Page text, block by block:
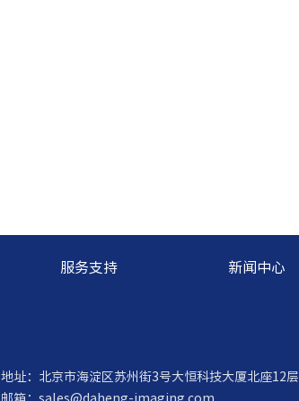
服务支持 新闻中心
地址：北京市海淀区苏州街3号大恒科技大厦北座12层